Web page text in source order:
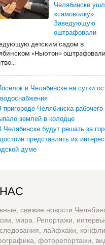
Челябинске
«самоволку».
Заведующую
оштрафовали
детским садом в
«Ньютон»
в Челябинске на сутки
пригороде Челябинска рабочего
землей в колодце
Челябинске будут решать за
представлять их
думе
свежие новости
мира. Репортажи,
лайфхаки,
фоторепортажи,